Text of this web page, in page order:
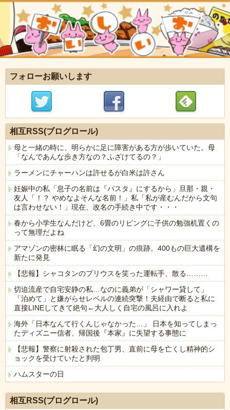
フォローお願いします
相互RSS(ブログロール)
母と一緒の時に、明らかに足に障害がある方が歩いていた。母
「なんであんな歩き方なの？ふざけてるの？」
ラーメンにチャーハンは許せるが白米は許さん
妊娠中の私「息子の名前は『パスタ』にするから」旦那・親・
友人「！？ やめなよそんな名前！」私「私が産むんだから文句
は言わせない！」現在、改名の手続き中です・・・
春から小学生なんだけど、6畳のリビングに子供の勉強机置くの
って無理だよね
アマゾンの密林に眠る「幻の文明」の痕跡。400もの巨大遺構を
新たに発見
【悲報】シャコタンのプリウスを笑った運転手、散る………
切迫流産で自宅安静の私…なのに義弟が「シャワー貸して」
「泊めて」と嫌がらせレベルの連続突撃！夫経由で断ると私に
直接LINEしてきて絶句←大人しく自宅の風呂に入れよ
海外「日本なんて行くんじゃなかった…」 日本を知ってしまっ
たディズニー信者、帰国後『本家』に失望する事態に
【悲報】警察に射殺された包丁男、直前に母を亡くし精神的シ
ョックを受けていたと判明
ハムスターの日
相互RSS(ブログロール)